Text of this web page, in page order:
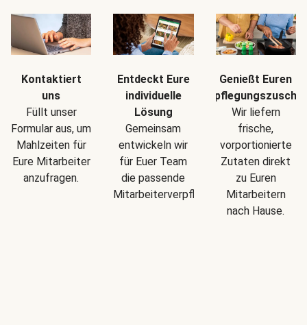
Kontaktiert
uns
Füllt unser
Formular aus, um
Mahlzeiten für
Eure Mitarbeiter
anzufragen.
Entdeckt Eure
individuelle
Lösung
Gemeinsam
entwickeln wir
für Euer Team
die passende
Mitarbeiterverpflegung.
Genießt Euren
Wir liefern
frische,
vorportionierte
Zutaten direkt
zu Euren
Mitarbeitern
nach Hause.